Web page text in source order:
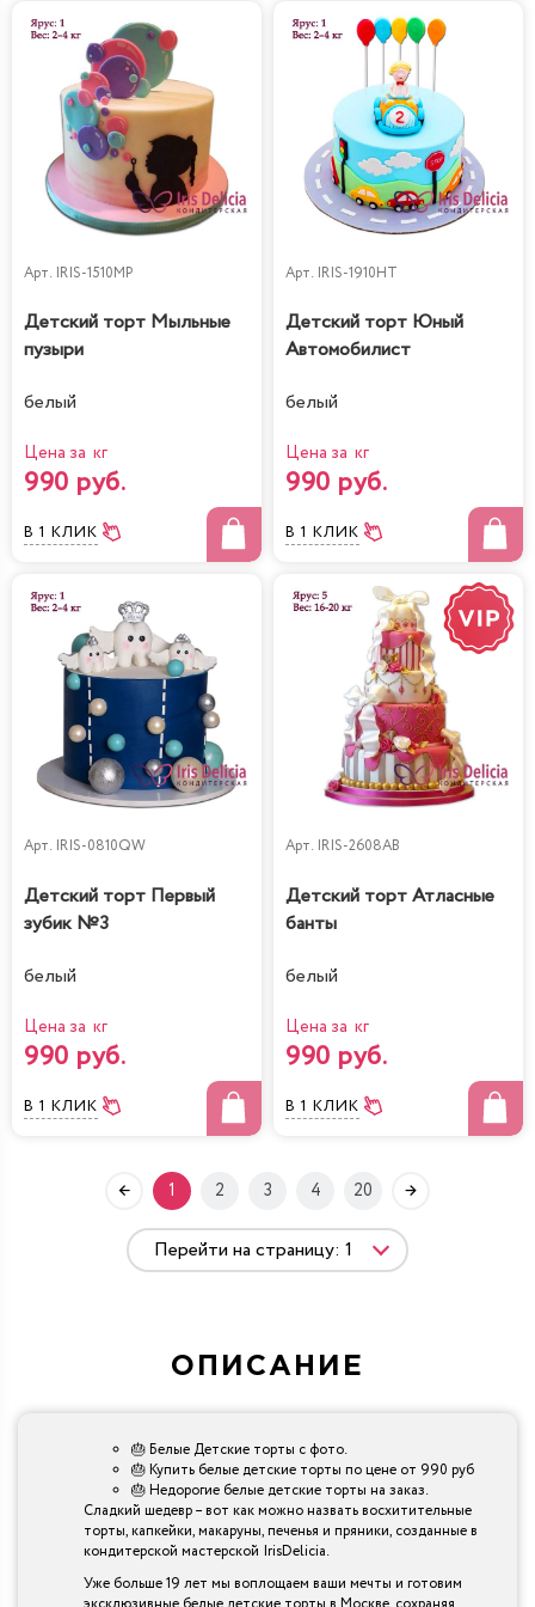
Арт. IRIS-1510MP
Детский торт Мыльные
пузыри
белый
Цена за кг
990 руб.
В 1 КЛИК
Арт. IRIS-1910HT
Детский торт Юный
Автомобилист
белый
Цена за кг
990 руб.
В 1 КЛИК
Арт. IRIS-0810QW
Детский торт Первый
зубик №3
белый
Цена за кг
990 руб.
В 1 КЛИК
Арт. IRIS-2608AB
Детский торт Атласные
банты
белый
Цена за кг
990 руб.
В 1 КЛИК
1 2 3 4 20
ОПИСАНИЕ
🎂 Белые Детские торты с фото.
🎂 Купить белые детские торты по цене от 990 руб
🎂 Недорогие белые детские торты на заказ.
Сладкий шедевр – вот как можно назвать восхитительные
торты, капкейки, макаруны, печенья и пряники, созданные в
кондитерской мастерской IrisDelicia.
Уже больше 19 лет мы воплощаем ваши мечты и готовим